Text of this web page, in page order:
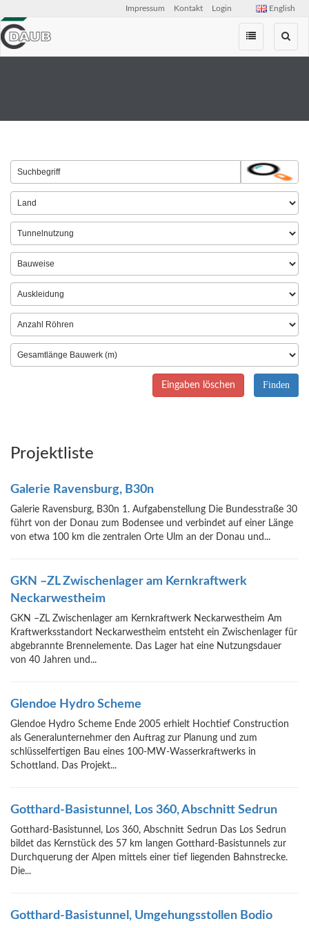
Zum
English
Impressum Kontakt Login
Eingaben löschen
Projektliste
Galerie Ravensburg, B30n
Galerie Ravensburg, B30n 1. Aufgabenstellung Die Bundesstraße 30
führt von der Donau zum Bodensee und verbindet auf einer Länge
von etwa 100 km die zentralen Orte Ulm an der Donau und...
GKN –ZL Zwischenlager am Kernkraftwerk
Neckarwestheim
GKN –ZL Zwischenlager am Kernkraftwerk Neckarwestheim Am
Kraftwerksstandort Neckarwestheim entsteht ein Zwischenlager für
abgebrannte Brennelemente. Das Lager hat eine Nutzungsdauer
von 40 Jahren und...
Glendoe Hydro Scheme
Glendoe Hydro Scheme Ende 2005 erhielt Hochtief Construction
als Generalunternehmer den Auftrag zur Planung und zum
schlüsselfertigen Bau eines 100-MW-Wasserkraftwerks in
Schottland. Das Projekt...
Gotthard-Basistunnel, Los 360, Abschnitt Sedrun
Gotthard-Basistunnel, Los 360, Abschnitt Sedrun Das Los Sedrun
bildet das Kernstück des 57 km langen Gotthard-Basistunnels zur
Durchquerung der Alpen mittels einer tief liegenden Bahnstrecke.
Die...
Gotthard-Basistunnel, Umgehungsstollen Bodio